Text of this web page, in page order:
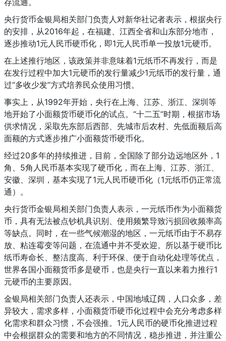
央行货币金银局相关部门负责人对新华社记者表示，根据央行
的安排，从2016年起，在福建、江西全省和山东部分地市，
逐步推动1元人民币硬币化，即1元人民币单一投放1元硬币。
在上述推行地区，该政策并非意味着1元纸币不再发行，而是
在发行过程中加大1元硬币的发行量减少1元纸币的发行量，通
过“多收少发”方式培养民众使用习惯。
事实上，从1992年开始，央行在上海、江苏、浙江、深圳等
地开始了小面额货币硬币化的试点。“十二五”时期，根据市场
供求情况，采取先东部后西部、先城市后农村、先低面额后高
面额的方式逐步推广小面额货币硬币化。
经过20多年的持续推进，目前，全国除了部分边远地区外，1
角、5角人民币基本实现了硬币化，而在上海、江苏、浙江、
安徽、深圳，基本实现了1元人民币硬币化（1元纸币仍正常流
通）。
央行货币金银局相关部门负责人表示，一元纸币作为小面额货
币，具有无法被点钞机具识别、使用频繁导致污损回收频率高
等缺点。同时，在一些气候潮湿的地区，一元纸币由于不易存
放、粘连霉变等问题，在流通中并不受欢迎。所以基于硬币比
纸币寿命长、整洁度高、利于环保、便于自动化处理等优点，
世界各国小面额货币多是硬币，也是央行一直以来着力推行1
元硬币的主要原因。
金银局相关部门负责人还表示，中国地域辽阔，人口众多，差
异较大，需求多样，小面额货币硬币化过程中会充分考虑多样
化需求和群众习惯，不会强推。1元人民币的硬币化推进过程
中会根据群众的需要和地方的不同情况，稳步推进，并注重公